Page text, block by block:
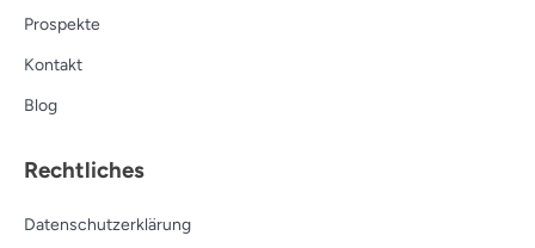
Prospekte
Kontakt
Blog
Rechtliches
Datenschutzerklärung